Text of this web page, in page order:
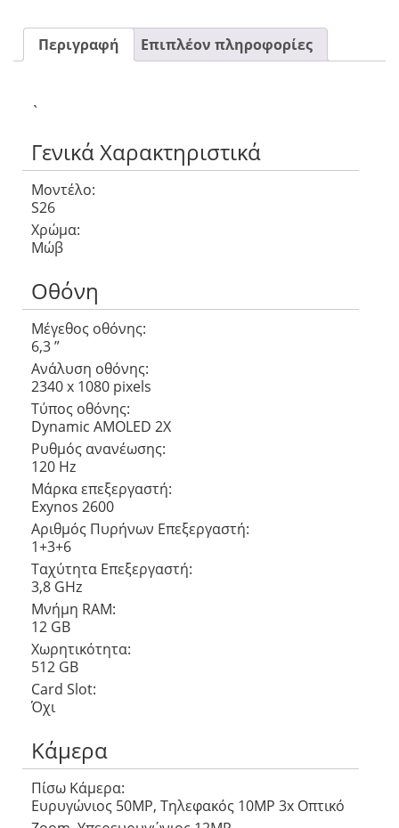
Περιγραφή Επιπλέον πληροφορίες
`
Γενικά Χαρακτηριστικά
Μοντέλο:
S26
Χρώμα:
Μώβ
Οθόνη
Μέγεθος οθόνης:
6,3 ”
Ανάλυση οθόνης:
2340 x 1080 pixels
Τύπος οθόνης:
Dynamic AMOLED 2X
Ρυθμός ανανέωσης:
120 Hz
Μάρκα επεξεργαστή:
Exynos 2600
Αριθμός Πυρήνων Eπεξεργαστή:
1+3+6
Ταχύτητα Επεξεργαστή:
3,8 GHz
Μνήμη RAM:
12 GB
Χωρητικότητα:
512 GB
Card Slot:
Όχι
Κάμερα
Πίσω Κάμερα:
Ευρυγώνιος 50MP, Τηλεφακός 10MP 3x Οπτικό